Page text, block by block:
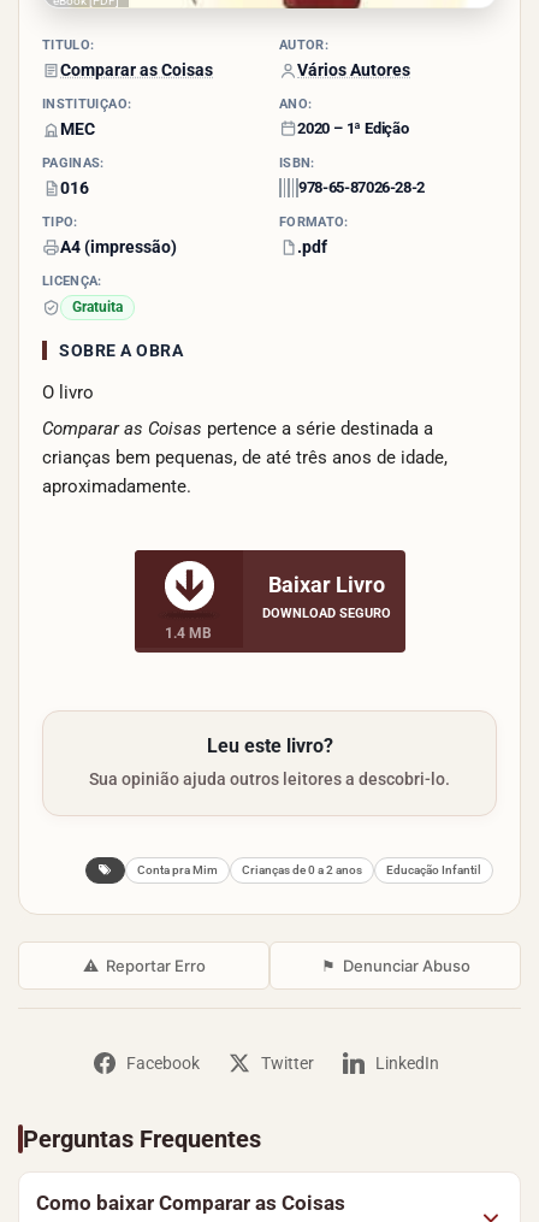
TÍTULO:
Comparar as Coisas
AUTOR:
Vários Autores
INSTITUIÇÃO:
MEC
ANO:
2020 – 1ª Edição
PÁGINAS:
016
ISBN:
978-65-87026-28-2
TIPO:
A4 (impressão)
FORMATO:
.pdf
LICENÇA:
Gratuita
SOBRE A OBRA
O livro
Comparar as Coisas pertence a série destinada a
crianças bem pequenas, de até três anos de idade,
aproximadamente.
1.4 MB
Baixar Livro
DOWNLOAD SEGURO
Leu este livro?
Sua opinião ajuda outros leitores a descobri-lo.
Conta pra Mim Crianças de 0 a 2 anos Educação Infantil
⚠ Reportar Erro ⚑ Denunciar Abuso
Facebook Twitter LinkedIn
Perguntas Frequentes
Como baixar Comparar as Coisas